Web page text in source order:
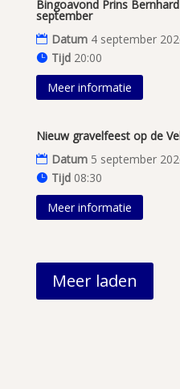
Bingoavond Prins
september
Datum 4 september
Tijd 20:00
Meer informatie
Nieuw gravelfeest op de
Datum 5 september
Tijd 08:30
Meer informatie
Meer laden